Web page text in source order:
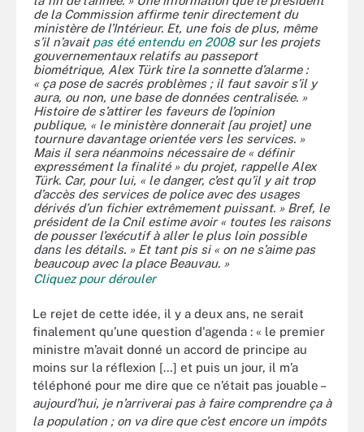
de la Commission affirme tenir directement du
ministère de l’Intérieur. Et, une fois de plus, même
s’il n’avait pas été entendu en 2008sur les projets
gouvernementaux relatifs au passeport
biométrique, Alex Türk tire la sonnette d’alarme :
« ça pose de sacrés problèmes ; il faut savoir s’il y
aura, ou non, une base de données centralisée. »
Histoire de s’attirer les faveurs de l’opinion
publique, « le ministère donnerait [au projet] une
tournure davantage orientée vers les services. »
Mais il sera néanmoins nécessaire de « définir
expressément la finalité » du projet, rappelle Alex
Türk. Car, pour lui, « le danger, c’est qu’il y ait trop
d’accès des services de police avec des usages
dérivés d’un fichier extrêmement puissant. » Bref, le
président de la Cnil estime avoir « toutes les raisons
de pousser l’exécutif à aller le plus loin possible
dans les détails. » Et tant pis si « on ne s’aime pas
beaucoup avec la place Beauvau. »
Cliquez pour dérouler
Le rejet de cette idée, il y a deux ans, ne serait
finalement qu’une question d'agenda : « le premier
ministre m’avait donné un accord de principe au
moins sur la réflexion […] et puis un jour, il m’a
téléphoné pour me dire que ce n’était pas jouable –
aujourd’hui, je n’arriverai pas à faire comprendre ça à
la population ; on va dire que c’est encore un impôts